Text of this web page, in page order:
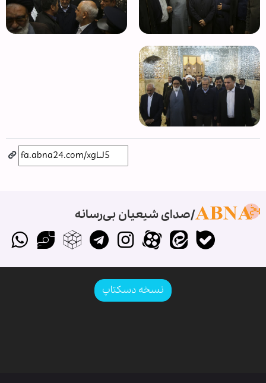
صدای شیعیان بی‌رسانه
نسخه دسکتاپ